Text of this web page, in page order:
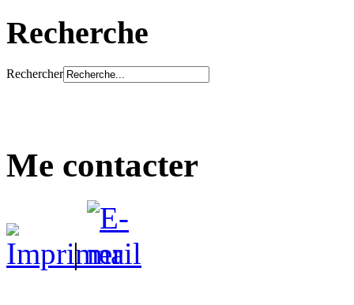
Recherche
Rechercher
Me contacter
|